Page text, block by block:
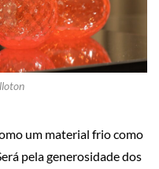
um material frio como
pela generosidade dos